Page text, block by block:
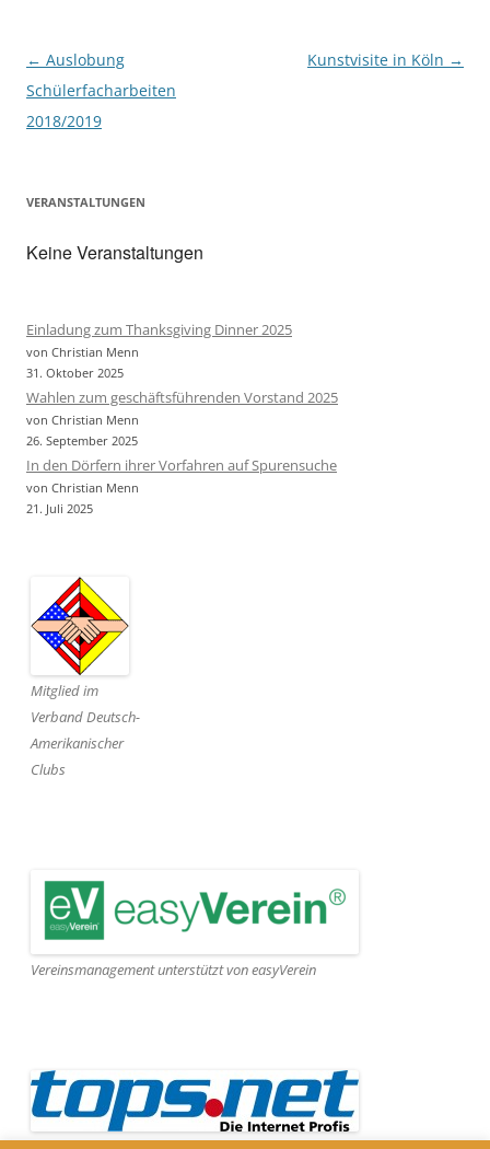
Beitragsnavigation
← Auslobung
Schülerfacharbeiten
2018/2019
Kunstvisite in Köln →
VERANSTALTUNGEN
Keine Veranstaltungen
Einladung zum Thanksgiving Dinner 2025
von Christian Menn
31. Oktober 2025
Wahlen zum geschäftsführenden Vorstand 2025
von Christian Menn
26. September 2025
In den Dörfern ihrer Vorfahren auf Spurensuche
von Christian Menn
21. Juli 2025
Mitglied im
Verband Deutsch-
Amerikanischer
Clubs
Vereinsmanagement unterstützt von easyVerein